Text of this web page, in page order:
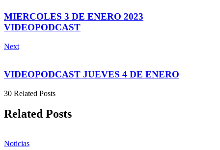
MIERCOLES 3 DE ENERO 2023
VIDEOPODCAST
Next
VIDEOPODCAST JUEVES 4 DE ENERO
30 Related Posts
Related Posts
Noticias